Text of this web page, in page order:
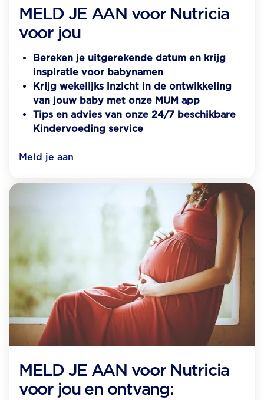
MELD JE AAN voor Nutricia
voor jou
Bereken je uitgerekende datum en krijg
inspiratie voor babynamen
Krijg wekelijks inzicht in de ontwikkeling
van jouw baby met onze MUM app
Tips en advies van onze 24/7 beschikbare
Kindervoeding service
Meld je aan
MELD JE AAN voor Nutricia
voor jou en ontvang: